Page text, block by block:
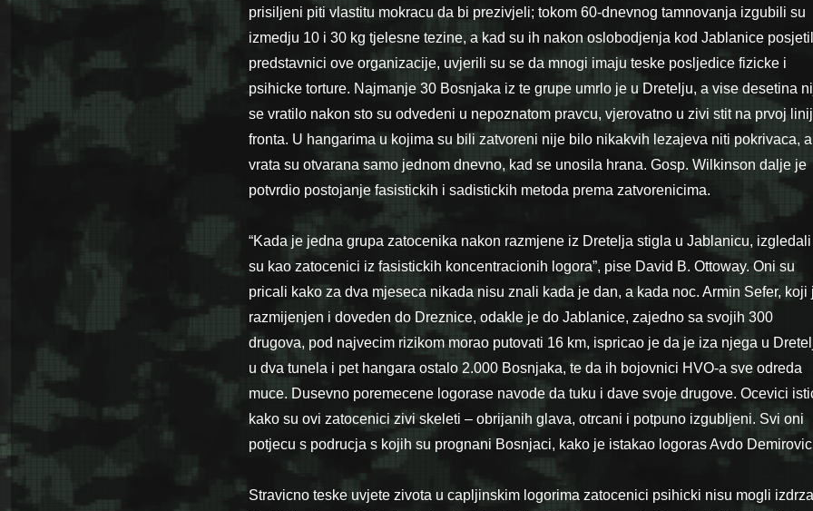
prisiljeni piti vlastitu mokracu da bi prezivjeli; tokom 60-dnevnog tamnovanja izgubili su
izmedju 10 i 30 kg tjelesne tezine, a kad su ih nakon oslobodjenja kod Jablanice
predstavnici ove organizacije, uvjerili su se da mnogi imaju teske posljedice fizicke i
psihicke torture. Najmanje 30 Bosnjaka iz te grupe umrlo je u Dretelju, a vise desetina
se vratilo nakon sto su odvedeni u nepoznatom pravcu, vjerovatno u zivi stit na prvoj
fronta. U hangarima u kojima su bili zatvoreni nije bilo nikakvih lezajeva niti pokrivaca, a
vrata su otvarana samo jednom dnevno, kad se unosila hrana. Gosp. Wilkinson dalje je
potvrdio postojanje fasistickih i sadistickih metoda prema zatvorenicima.
“Kada je jedna grupa zatocenika nakon razmjene iz Dretelja stigla u Jablanicu, izgledali
su kao zatocenici iz fasistickih koncentracionih logora”, pise David B. Ottoway. Oni su
pricali kako za dva mjeseca nikada nisu znali kada je dan, a kada noc. Armin Sefer, koji
razmijenjen i doveden do Dreznice, odakle je do Jablanice, zajedno sa svojih 300
drugova, pod najvecim rizikom morao putovati 16 km, ispricao je da je iza njega u
u dva tunela i pet hangara ostalo 2.000 Bosnjaka, te da ih bojovnici HVO-a sve odreda
muce. Dusevno poremecene logorase navode da tuku i dave svoje drugove. Ocevici
kako su ovi zatocenici zivi skeleti – obrijanih glava, otrcani i potpuno izgubljeni. Svi oni
potjecu s podrucja s kojih su prognani Bosnjaci, kako je istakao logoras Avdo
Stravicno teske uvjete zivota u capljinskim logorima zatocenici psihicki nisu mogli